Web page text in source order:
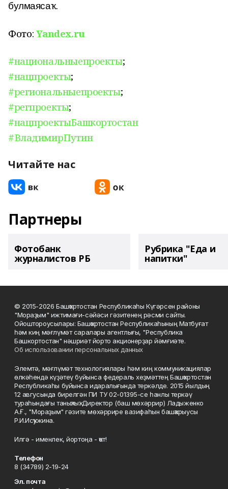
булмаясаҡ.
Фото:Yandex.ru
#национальныепроекты;
#нацпроекты;
#региональныепроекты;
#регпроекты;
#нацпроектыБашкортостан
#ВладимирПутин
Читайте нас
Партнеры
Фотобанк
журналистов РБ
Рубрика "Еда и
напитки"
© 2015-2026 Башҡортостан Республикаһы Күгәрсен районы
"Мораҙым" ижтимағи-сәйәси гәзитенең рәсми сайты.
Ойоштороусылары: Башҡортостан Республикаһының Матбуғат
һәм киң мәғлүмәт саралары агентлығы, "Республика
Башкортостан" нәшриәт йорто акционерҙар йәмғиәте.
Об использовании персональных данных
Элемтә, мәғлүмәт технологиялары һәм киң коммуникациялар
өлкәһендә күҙәтеү буйынса федераль хеҙмәттең Башҡортостан
Республикаһы буйынса идаралығында теркәлде. 2015 йылдың
12 авгусында бирелгән ПИ ТУ 02-01395-се һанлы теркәү
тураһындағы таныҡлыҡ. Директор (баш мөхәррир) Ладыженко
А.Ғ., "Мораҙым" гәзите мөхәррире вазифаһын башҡарыусы
Р.И.Исҡужина.
Илгә - именлек, йортоңа - ҡот!
Телефон
8 (34789) 2-19-24
Эл. почта